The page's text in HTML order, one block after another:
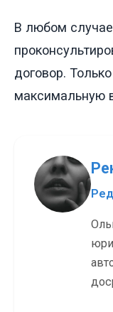
В любом
договор.
максимальную